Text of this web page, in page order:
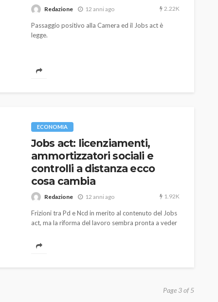
Redazione 12 anni ago 2.22K
Passaggio positivo alla Camera ed il Jobs act è
legge.
ECONOMIA
Jobs act: licenziamenti,
ammortizzatori sociali e
controlli a distanza ecco
cosa cambia
Redazione 12 anni ago 1.92K
Frizioni tra Pd e Ncd in merito al contenuto del Jobs
act, ma la riforma del lavoro sembra pronta a veder
Page 3 of 5